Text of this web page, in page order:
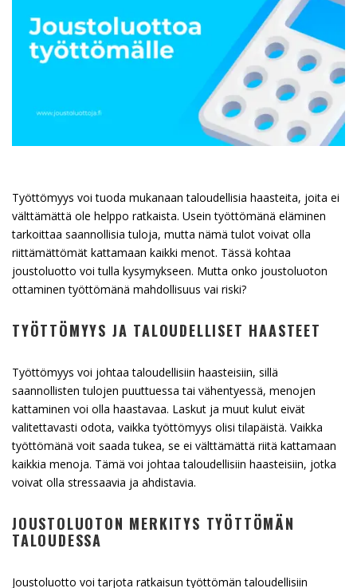
Työttömyys voi tuoda mukanaan taloudellisia haasteita, joita ei
välttämättä ole helppo ratkaista. Usein työttömänä eläminen
tarkoittaa saannollisia tuloja, mutta nämä tulot voivat olla
riittämättömät kattamaan kaikki menot. Tässä kohtaa
joustoluotto voi tulla kysymykseen. Mutta onko joustoluoton
ottaminen työttömänä mahdollisuus vai riski?
TYÖTTÖMYYS JA TALOUDELLISET HAASTEET
Työttömyys voi johtaa taloudellisiin haasteisiin, sillä
saannollisten tulojen puuttuessa tai vähentyessä, menojen
kattaminen voi olla haastavaa. Laskut ja muut kulut eivät
valitettavasti odota, vaikka työttömyys olisi tilapäistä. Vaikka
työttömänä voit saada tukea, se ei välttämättä riitä kattamaan
kaikkia menoja. Tämä voi johtaa taloudellisiin haasteisiin, jotka
voivat olla stressaavia ja ahdistavia.
JOUSTOLUOTON MERKITYS TYÖTTÖMÄN
TALOUDESSA
Joustoluotto voi tarjota ratkaisun työttömän taloudellisiin